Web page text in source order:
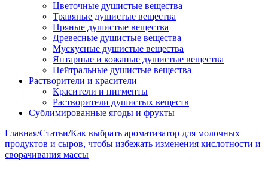
Цветочные душистые вещества
Травяные душистые вещества
Пряные душистые вещества
Древесные душистые вещества
Мускусные душистые вещества
Янтарные и кожаные душистые вещества
Нейтральные душистые вещества
Растворители и красители
Красители и пигменты
Растворители душистых веществ
Сублимированные ягоды и фрукты
Главная/Статьи/Как выбрать ароматизатор для молочных
продуктов и сыров, чтобы избежать изменения кислотности и
сворачивания массы